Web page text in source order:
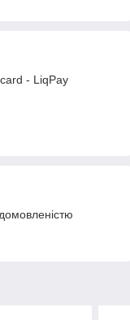
- LiqPay